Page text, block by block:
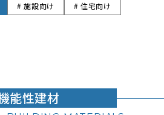
# 施設向け # 住宅向け
能性建材